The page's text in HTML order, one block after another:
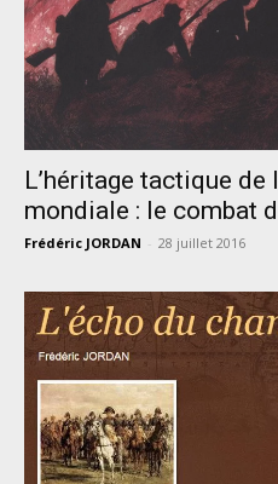
L’héritage tactique de
mondiale : le combat
Frédéric JORDAN - 28 juillet 2016